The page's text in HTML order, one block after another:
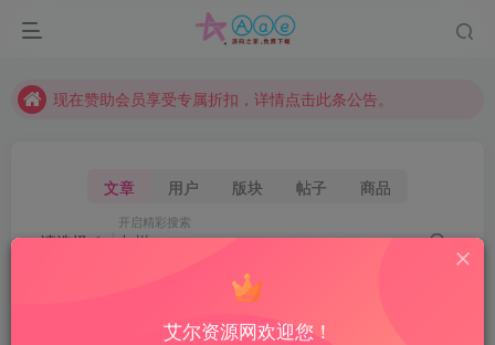
本站资源大多存储在云盘，如发现链接失效，请联系我们我们会第一时间更新。
现在赞助会员享受专属折扣，详情点击此条公告。
文章 用户 版块 帖子 商品
请选择
开启精彩搜索
原神 传奇 幽冥
艾尔资源网欢迎您！